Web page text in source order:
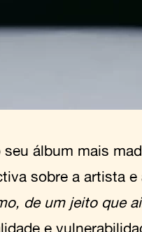
álbum mais
sobre a artista e
de um jeito que
e